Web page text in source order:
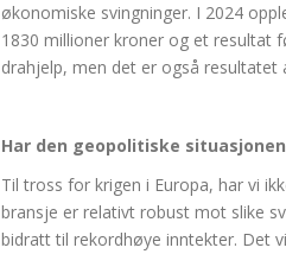
økonomiske svingninger. I 2024
1830 millioner kroner og et resultat
drahjelp, men det er også
Har den geopolitiske
Til tross for krigen i Europa, har vi
bransje er relativt robust mot slike
bidratt til rekordhøye inntekter. Det